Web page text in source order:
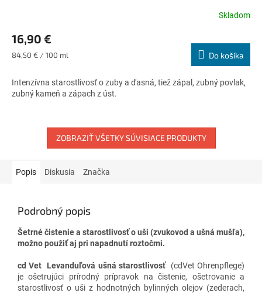
produktu
4,5
5
hviezdičiek.
Skladom
16,90 €
Jednotková
84,50 € / 100 ml Do košíka
Intenzívna starostlivosť o zuby a ďasná, tiež zápal, zubný povlak,
zubný kameň a zápach z úst.
ZOBRAZIŤ VŠETKY SÚVISIACE PRODUKTY
Popis Diskusia Značka
Podrobný popis
Šetrné čistenie a starostlivosť o uši (zvukovod a ušná mušľa),
možno použiť aj pri napadnutí roztočmi.
cdVet Levanduľová ušná starostlivosť(cdVet Ohrenpflege)
je ošetrujúci prírodný prípravok na čistenie, ošetrovanie a
starostlivosť o uši z hodnotných bylinných olejov (zederach,